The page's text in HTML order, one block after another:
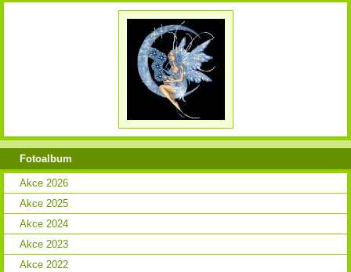
Fotoalbum
Akce 2026
Akce 2025
Akce 2024
Akce 2023
Akce 2022